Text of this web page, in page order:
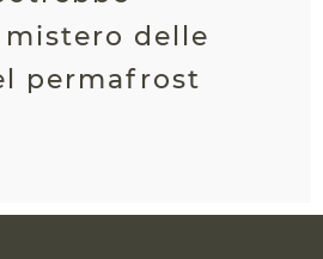
delle
permafrost